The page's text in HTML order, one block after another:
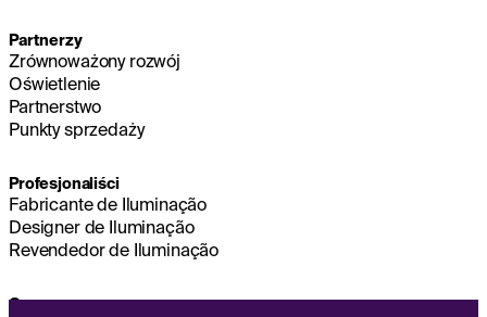
Partnerzy
Zrównoważony rozwój
Oświetlenie
Partnerstwo
Punkty sprzedaży
Profesjonaliści
Fabricante de Iluminação
Designer de Iluminação
Revendedor de Iluminação
O nas